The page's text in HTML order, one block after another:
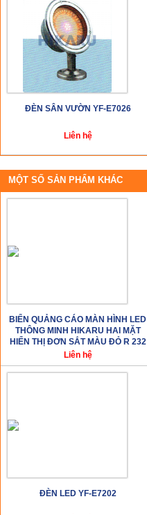
ĐÈN SÂN VƯỜN YF-E7026
Liên hệ
MỘT SỐ SẢN PHẨM KHÁC
BIỂN QUẢNG CÁO MÀN HÌNH LED
THÔNG MINH HIKARU HAI MẶT
HIỂN THỊ ĐƠN SẮT MÀU ĐỎ R 232
Liên hệ
ĐÈN LED YF-E7202